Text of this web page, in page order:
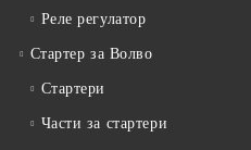
Реле регулатор
Стартер за Волво
Стартери
Части за стартери